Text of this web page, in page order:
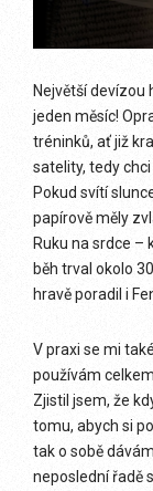
Největší devízou
jeden měsíc!
tréninků, ať již
satelity, tedy chci
Pokud svítí
papírově měly
Ruku na srdce –
běh trval okolo
hravě poradil i
V praxi se mi
používám
Zjistil jsem, že
tomu, abych si
tak o sobě
neposlední řadě